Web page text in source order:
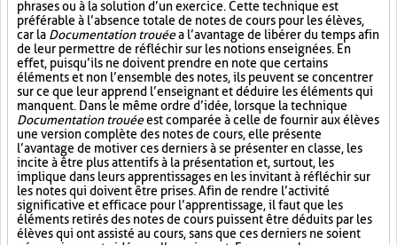
phrases ou à la solution d’un exercice. Cette technique est
préférable à l’absence totale de notes de cours pour les élèves,
car la Documentation trouéea l’avantage de libérer du temps afin
de leur permettre de réfléchir sur les notions enseignées. En
effet, puisqu’ils ne doivent prendre en note que certains
éléments et non l’ensemble des notes, ils peuvent se concentrer
sur ce que leur apprend l’enseignant et déduire les éléments qui
manquent. Dans le même ordre d’idée, lorsque la technique
Documentation trouéeest comparée à celle de fournir aux élèves
une version complète des notes de cours, elle présente
l’avantage de motiver ces derniers à se présenter en classe, les
incite à être plus attentifs à la présentation et, surtout, les
implique dans leurs apprentissages en les invitant à réfléchir sur
les notes qui doivent être prises. Afin de rendre l’activité
significative et efficace pour l’apprentissage, il faut que les
éléments retirés des notes de cours puissent être déduits par les
élèves qui ont assisté au cours, sans que ces derniers ne soient